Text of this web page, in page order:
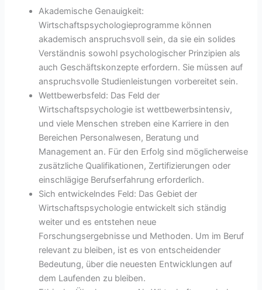
Akademische Genauigkeit:
Wirtschaftspsychologieprogramme können
akademisch anspruchsvoll sein, da sie ein solides
Verständnis sowohl psychologischer Prinzipien als
auch Geschäftskonzepte erfordern. Sie müssen auf
anspruchsvolle Studienleistungen vorbereitet sein.
Wettbewerbsfeld: Das Feld der
Wirtschaftspsychologie ist wettbewerbsintensiv,
und viele Menschen streben eine Karriere in den
Bereichen Personalwesen, Beratung und
Management an. Für den Erfolg sind möglicherweise
zusätzliche Qualifikationen, Zertifizierungen oder
einschlägige Berufserfahrung erforderlich.
Sich entwickelndes Feld: Das Gebiet der
Wirtschaftspsychologie entwickelt sich ständig
weiter und es entstehen neue
Forschungsergebnisse und Methoden. Um im Beruf
relevant zu bleiben, ist es von entscheidender
Bedeutung, über die neuesten Entwicklungen auf
dem Laufenden zu bleiben.